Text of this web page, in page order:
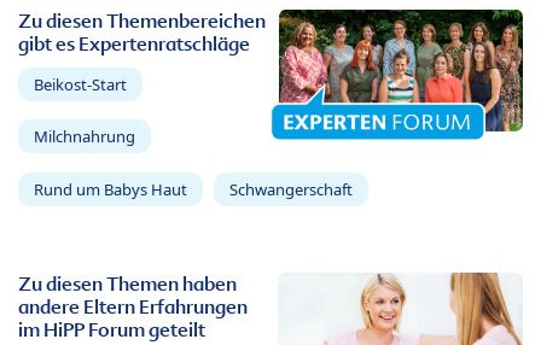
Zu diesen Themenbereichen
gibt es Expertenratschläge
Beikost-Start
Milchnahrung
Rund um Babys Haut Schwangerschaft
Zu diesen Themen haben
andere Eltern Erfahrungen
im HiPP Forum geteilt